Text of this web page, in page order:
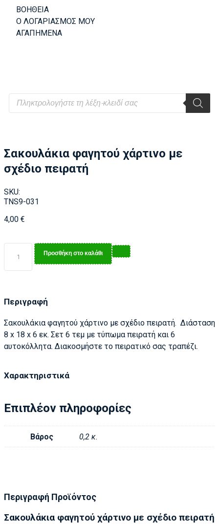
ΒΟΗΘΕΙΑ
Ο ΛΟΓΑΡΙΑΣΜΟΣ ΜΟΥ
ΑΓΑΠΗΜΕΝΑ
Σακουλάκια φαγητού χάρτινο με
σχέδιο πειρατή
SKU:
TNS9-031
4,00 €
Προσθήκη στο καλάθι
Περιγραφή
Σακουλάκια φαγητού χάρτινο με σχέδιο πειρατή. Διάσταση
8 x 18 x 6 εκ. Σετ 6 τεμ με τύπωμα πειρατή και 6
αυτοκόλλητα. Διακοσμήστε το πειρατικό σας τραπέζι.
Χαρακτηριστικά
Επιπλέον πληροφορίες
Βάρος 0,2 κ.
Περιγραφή Προϊόντος
Σακουλάκια φαγητού χάρτινο με σχέδιο πειρατή